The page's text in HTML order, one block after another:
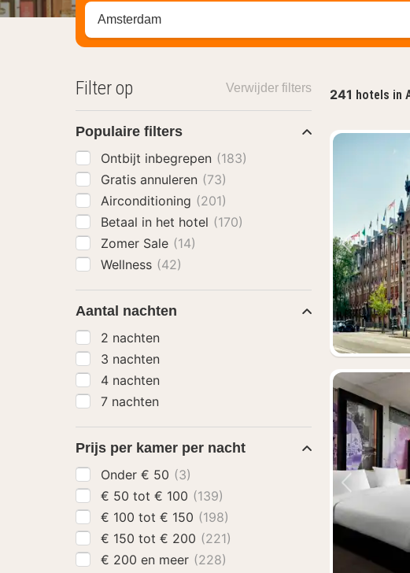
Zoek op hotel, regio of stad
241 hotels in
Vorige
Filter op Verwijder filters
Populaire filters
Ontbijt inbegrepen (183)
Gratis annuleren (73)
Airconditioning (201)
Betaal in het hotel (170)
Zomer Sale (14)
Wellness (42)
Aantal nachten
2 nachten
3 nachten
4 nachten
7 nachten
Prijs per kamer per nacht
Onder € 50 (3)
€ 50 tot € 100 (139)
€ 100 tot € 150 (198)
€ 150 tot € 200 (221)
€ 200 en meer (228)